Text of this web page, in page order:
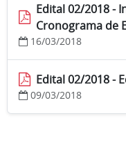
Edital 02/2018 -
Cronograma de
16/03/2018
Edital 02/2018 -
09/03/2018